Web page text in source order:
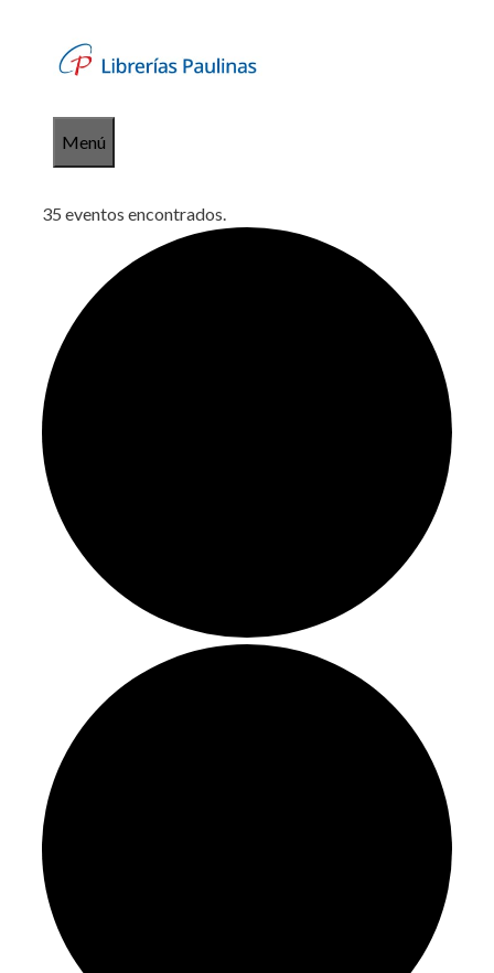
contenido
Menú
35 eventos encontrados.